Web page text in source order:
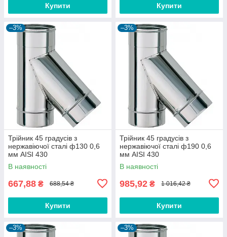
Купити Купити
–3%
Трійник 45 градусів з
нержавіючої сталі ф130 0,6
мм AISI 430
В наявності
667,88 ₴ 688,54 ₴
Купити
–3%
Трійник 45 градусів з
нержавіючої сталі ф190 0,6
мм AISI 430
В наявності
985,92 ₴ 1 016,42 ₴
Купити
–3% –3%